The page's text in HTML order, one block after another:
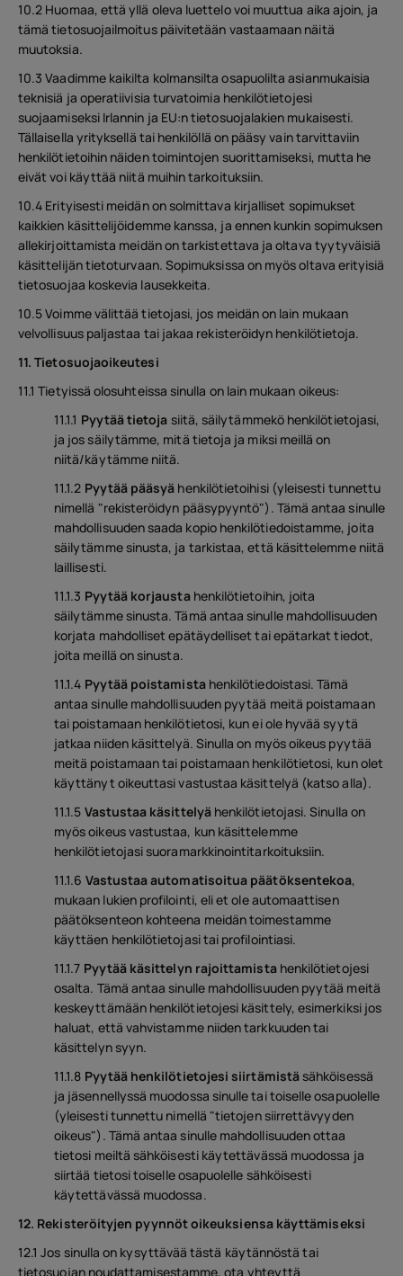
10.2 Huomaa, että yllä oleva luettelo voi muuttua aika ajoin, ja
tämä tietosuojailmoitus päivitetään vastaamaan näitä
muutoksia.
10.3 Vaadimme kaikilta kolmansilta osapuolilta asianmukaisia
teknisiä ja operatiivisia turvatoimia henkilötietojesi
suojaamiseksi Irlannin ja EU:n tietosuojalakien mukaisesti.
Tällaisella yrityksellä tai henkilöllä on pääsy vain tarvittaviin
henkilötietoihin näiden toimintojen suorittamiseksi, mutta he
eivät voi käyttää niitä muihin tarkoituksiin.
10.4 Erityisesti meidän on solmittava kirjalliset sopimukset
kaikkien käsittelijöidemme kanssa, ja ennen kunkin sopimuksen
allekirjoittamista meidän on tarkistettava ja oltava tyytyväisiä
käsittelijän tietoturvaan. Sopimuksissa on myös oltava erityisiä
tietosuojaa koskevia lausekkeita.
10.5 Voimme välittää tietojasi, jos meidän on lain mukaan
velvollisuus paljastaa tai jakaa rekisteröidyn henkilötietoja.
11. Tietosuojaoikeutesi
11.1 Tietyissä olosuhteissa sinulla on lain mukaan oikeus:
11.1.1 Pyytää tietoja siitä, säilytämmekö henkilötietojasi,
ja jos säilytämme, mitä tietoja ja miksi meillä on
niitä/käytämme niitä.
11.1.2 Pyytää pääsyä henkilötietoihisi (yleisesti tunnettu
nimellä "rekisteröidyn pääsypyyntö"). Tämä antaa sinulle
mahdollisuuden saada kopio henkilötiedoistamme, joita
säilytämme sinusta, ja tarkistaa, että käsittelemme niitä
laillisesti.
11.1.3 Pyytää korjaustahenkilötietoihin, joita
säilytämme sinusta. Tämä antaa sinulle mahdollisuuden
korjata mahdolliset epätäydelliset tai epätarkat tiedot,
joita meillä on sinusta.
11.1.4 Pyytää poistamistahenkilötiedoistasi. Tämä
antaa sinulle mahdollisuuden pyytää meitä poistamaan
tai poistamaan henkilötietosi, kun ei ole hyvää syytä
jatkaa niiden käsittelyä. Sinulla on myös oikeus pyytää
meitä poistamaan tai poistamaan henkilötietosi, kun olet
käyttänyt oikeuttasi vastustaa käsittelyä (katso alla).
11.1.5 Vastustaa käsittelyähenkilötietojasi. Sinulla on
myös oikeus vastustaa, kun käsittelemme
henkilötietojasi suoramarkkinointitarkoituksiin.
11.1.6 Vastustaa automatisoitua päätöksentekoa,
mukaan lukien profilointi, eli et ole automaattisen
päätöksenteon kohteena meidän toimestamme
käyttäen henkilötietojasi tai profilointiasi.
11.1.7 Pyytää käsittelyn rajoittamistahenkilötietojesi
osalta. Tämä antaa sinulle mahdollisuuden pyytää meitä
keskeyttämään henkilötietojesi käsittely, esimerkiksi jos
haluat, että vahvistamme niiden tarkkuuden tai
käsittelyn syyn.
11.1.8 Pyytää henkilötietojesi siirtämistäsähköisessä
ja jäsennellyssä muodossa sinulle tai toiselle osapuolelle
(yleisesti tunnettu nimellä "tietojen siirrettävyyden
oikeus"). Tämä antaa sinulle mahdollisuuden ottaa
tietosi meiltä sähköisesti käytettävässä muodossa ja
siirtää tietosi toiselle osapuolelle sähköisesti
käytettävässä muodossa.
12. Rekisteröityjen pyynnöt oikeuksiensa käyttämiseksi
12.1 Jos sinulla on kysyttävää tästä käytännöstä tai
tietosuojan noudattamisestamme, ota yhteyttä